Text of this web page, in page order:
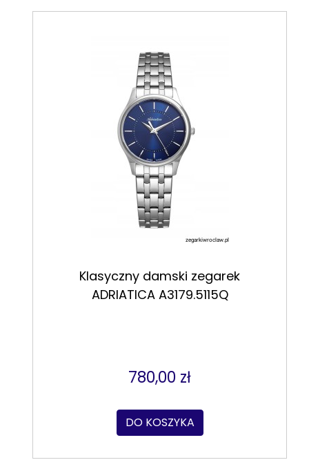
Klasyczny damski zegarek
ADRIATICA A3179.5115Q
780,00 zł
DO KOSZYKA